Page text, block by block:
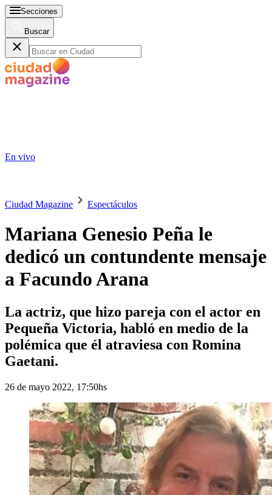
Secciones
Buscar
En vivo
Ciudad Magazine Espectáculos
Mariana Genesio Peña le
dedicó un contundente mensaje
a Facundo Arana
La actriz, que hizo pareja con el actor en
Pequeña Victoria, habló en medio de la
polémica que él atraviesa con Romina
Gaetani.
26 de mayo 2022, 17:50hs